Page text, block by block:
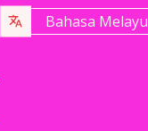
Bahasa Melayu